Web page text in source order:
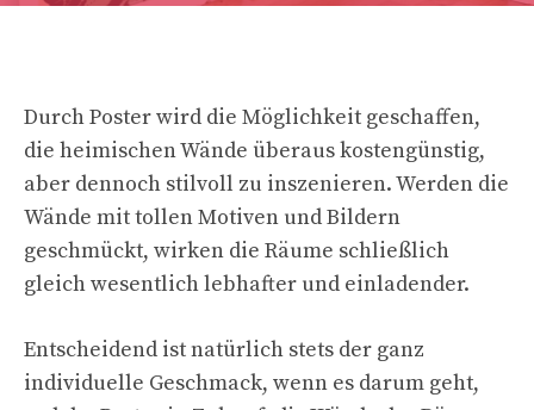
Durch Poster wird die Möglichkeit geschaffen,
die heimischen Wände überaus kostengünstig,
aber dennoch stilvoll zu inszenieren. Werden die
Wände mit tollen Motiven und Bildern
geschmückt, wirken die Räume schließlich
gleich wesentlich lebhafter und einladender.
Entscheidend ist natürlich stets der ganz
individuelle Geschmack, wenn es darum geht,